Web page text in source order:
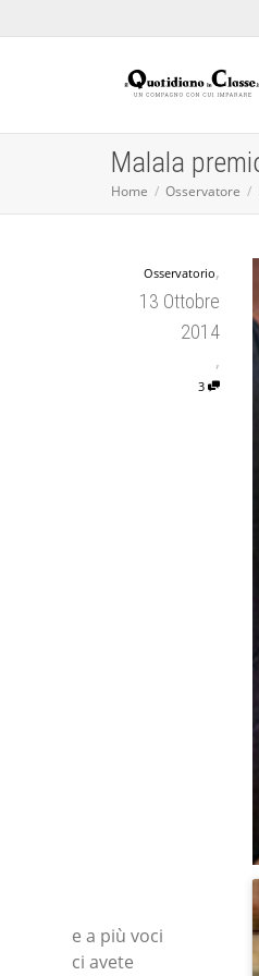
Malala
Home Osservatore
Osservatorio,
13 Ottobre
2014
,
3
e a più voci
ci avete